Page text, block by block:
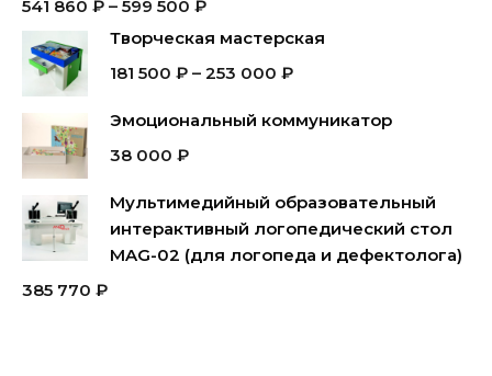
541 860 ₽ – 599 500 ₽
Творческая мастерская
181 500 ₽ – 253 000 ₽
Эмоциональный коммуникатор
38 000 ₽
Мультимедийный образовательный
интерактивный логопедический стол
MAG-02 (для логопеда и дефектолога)
385 770 ₽